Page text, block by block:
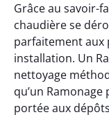
Grâce au savoir-
chaudière se
parfaitement aux
installation. Un
nettoyage
qu’un
portée aux